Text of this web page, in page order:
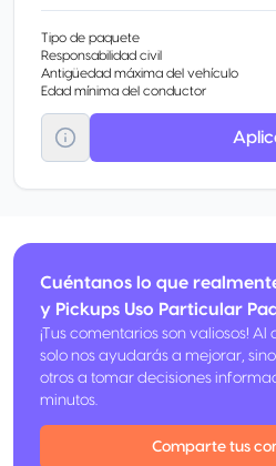
Tipo de paquete
Responsabilidad civil
Antigüedad máxima del vehículo
Edad mínima del conductor
Cuéntanos lo que
y Pickups Uso Particular
¡Tus comentarios son valiosos!
solo nos ayudarás a mejorar,
otros a tomar decisiones
minutos.
Comparte tus